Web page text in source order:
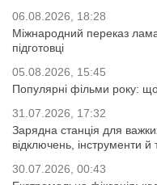
06.08.2026, 18:28
Міжнародний переказ
підготовці
05.08.2026, 15:45
Популярні фільми року:
31.07.2026, 17:32
Зарядна станція для
відключень, інструменти й
30.07.2026, 00:43